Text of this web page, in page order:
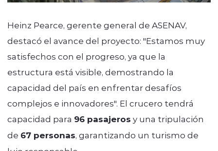
Heinz Pearce, gerente general de ASENAV,
destacó el avance del proyecto: "Estamos muy
satisfechos con el progreso, ya que la
estructura está visible, demostrando la
capacidad del país en enfrentar desafíos
complejos e innovadores". El crucero tendrá
capacidad para 96 pasajeros y una tripulación
de 67 personas, garantizando un turismo de